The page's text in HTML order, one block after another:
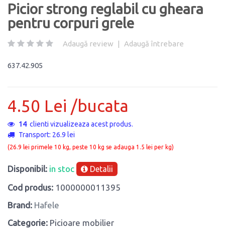
Picior strong reglabil cu gheara
pentru corpuri grele
Adaugă review | Adaugă întrebare
637.42.905
4.50 Lei /bucata
14clienti vizualizeaza acest produs.
Transport: 26.9 lei
(26.9 lei primele 10 kg, peste 10 kg se adauga 1.5 lei per kg)
Disponibil: in stoc Detalii
Cod produs: 1000000011395
Brand: Hafele
Categorie: Picioare mobilier